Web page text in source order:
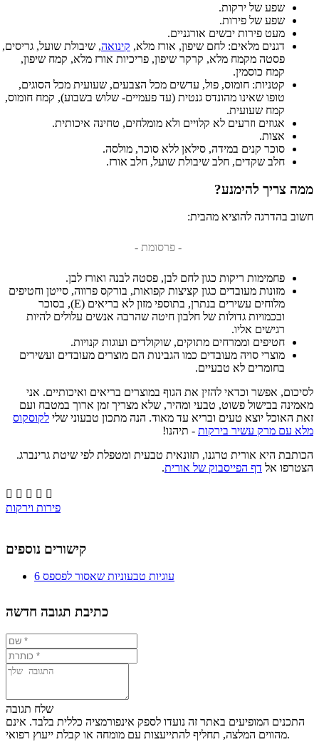
שפע של ירקות.
שפע של פירות.
מעט פירות יבשים אורגניים.
דגנים מלאים: לחם שיפון, אורז מלא, קינואה, שיבולת שועל, גריסים,
פסטה מקמח מלא, קרקר שיפון, פריכיות אורז מלא, קמח שיפון,
קמח כוסמין.
קטניות: חומוס, פול, עדשים מכל הצבעים, שעועית מכל הסוגים,
טופו שאינו מהונדס גנטית (עד פעמיים- שלוש בשבוע), קמח חומוס,
קמח שעועית.
אגוזים וזרעים לא קלויים ולא מומלחים, טחינה איכותית.
אצות.
סוכר קנים במידה, סילאן ללא סוכר, מולסה.
חלב שקדים, חלב שיבולת שועל, חלב אורז.
ממה צריך להימנע?
חשוב בהדרגה להוציא מהבית:
- פרסומת -
פחמימות ריקות כגון לחם לבן, פסטה לבנה ואורז לבן.
מזונות מעובדים כגון קציצות קפואות, בורקס פרווה, סייטן וחטיפים
מלוחים עשירים בנתרן, בתוספי מזון לא בריאים (E), בסוכר
ובכמויות גדולות של חלבון חיטה שהרבה אנשים עלולים להיות
רגישים אליו.
חטיפים וממרחים מתוקים, שוקולדים ועוגות קנויות.
מוצרי סויה מעובדים כמו הגבינות הם מוצרים מעובדים ועשירים
בחומרים לא טבעיים.
לסיכום, אפשר וכדאי להזין את הגוף במוצרים בריאים ואיכותיים. אני
מאמינה בבישול פשוט, טבעי ומהיר, שלא מצריך זמן ארוך במטבח ועם
זאת האוכל יוצא טעים ובריא עד מאוד. הנה מתכון טבעוני שלי לקוסקוס
מלא עם מרק עשיר בירקות - תיהנו!
הכותבת היא אורית טרגנו, תזונאית טבעית ומטפלת לפי שיטת גרינברג.
הצטרפו אל דף הפייסבוק של אורית.
    
פירות וירקות
קישורים נוספים
6 עוגיות טבעוניות שאסור לפספס
כתיבת תגובה חדשה
שלח תגובה
התכנים המופיעים באתר זה נועדו לספק אינפורמציה כללית בלבד. אינם
מהווים המלצה, תחליף להתייעצות עם מומחה או קבלת ייעוץ רפואי.